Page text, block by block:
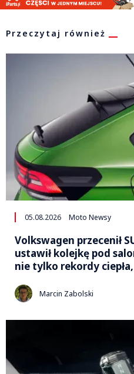
Przeczytaj również
05.08.2026 Moto Newsy
Volkswagen przecenił
ustawił kolejkę pod
nie tylko rekordy
Marcin Zabolski